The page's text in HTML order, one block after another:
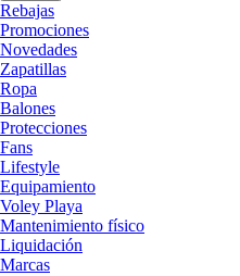
Rebajas
Promociones
Novedades
Zapatillas
Ropa
Balones
Protecciones
Fans
Lifestyle
Equipamiento
Voley Playa
Mantenimiento físico
Liquidación
Marcas